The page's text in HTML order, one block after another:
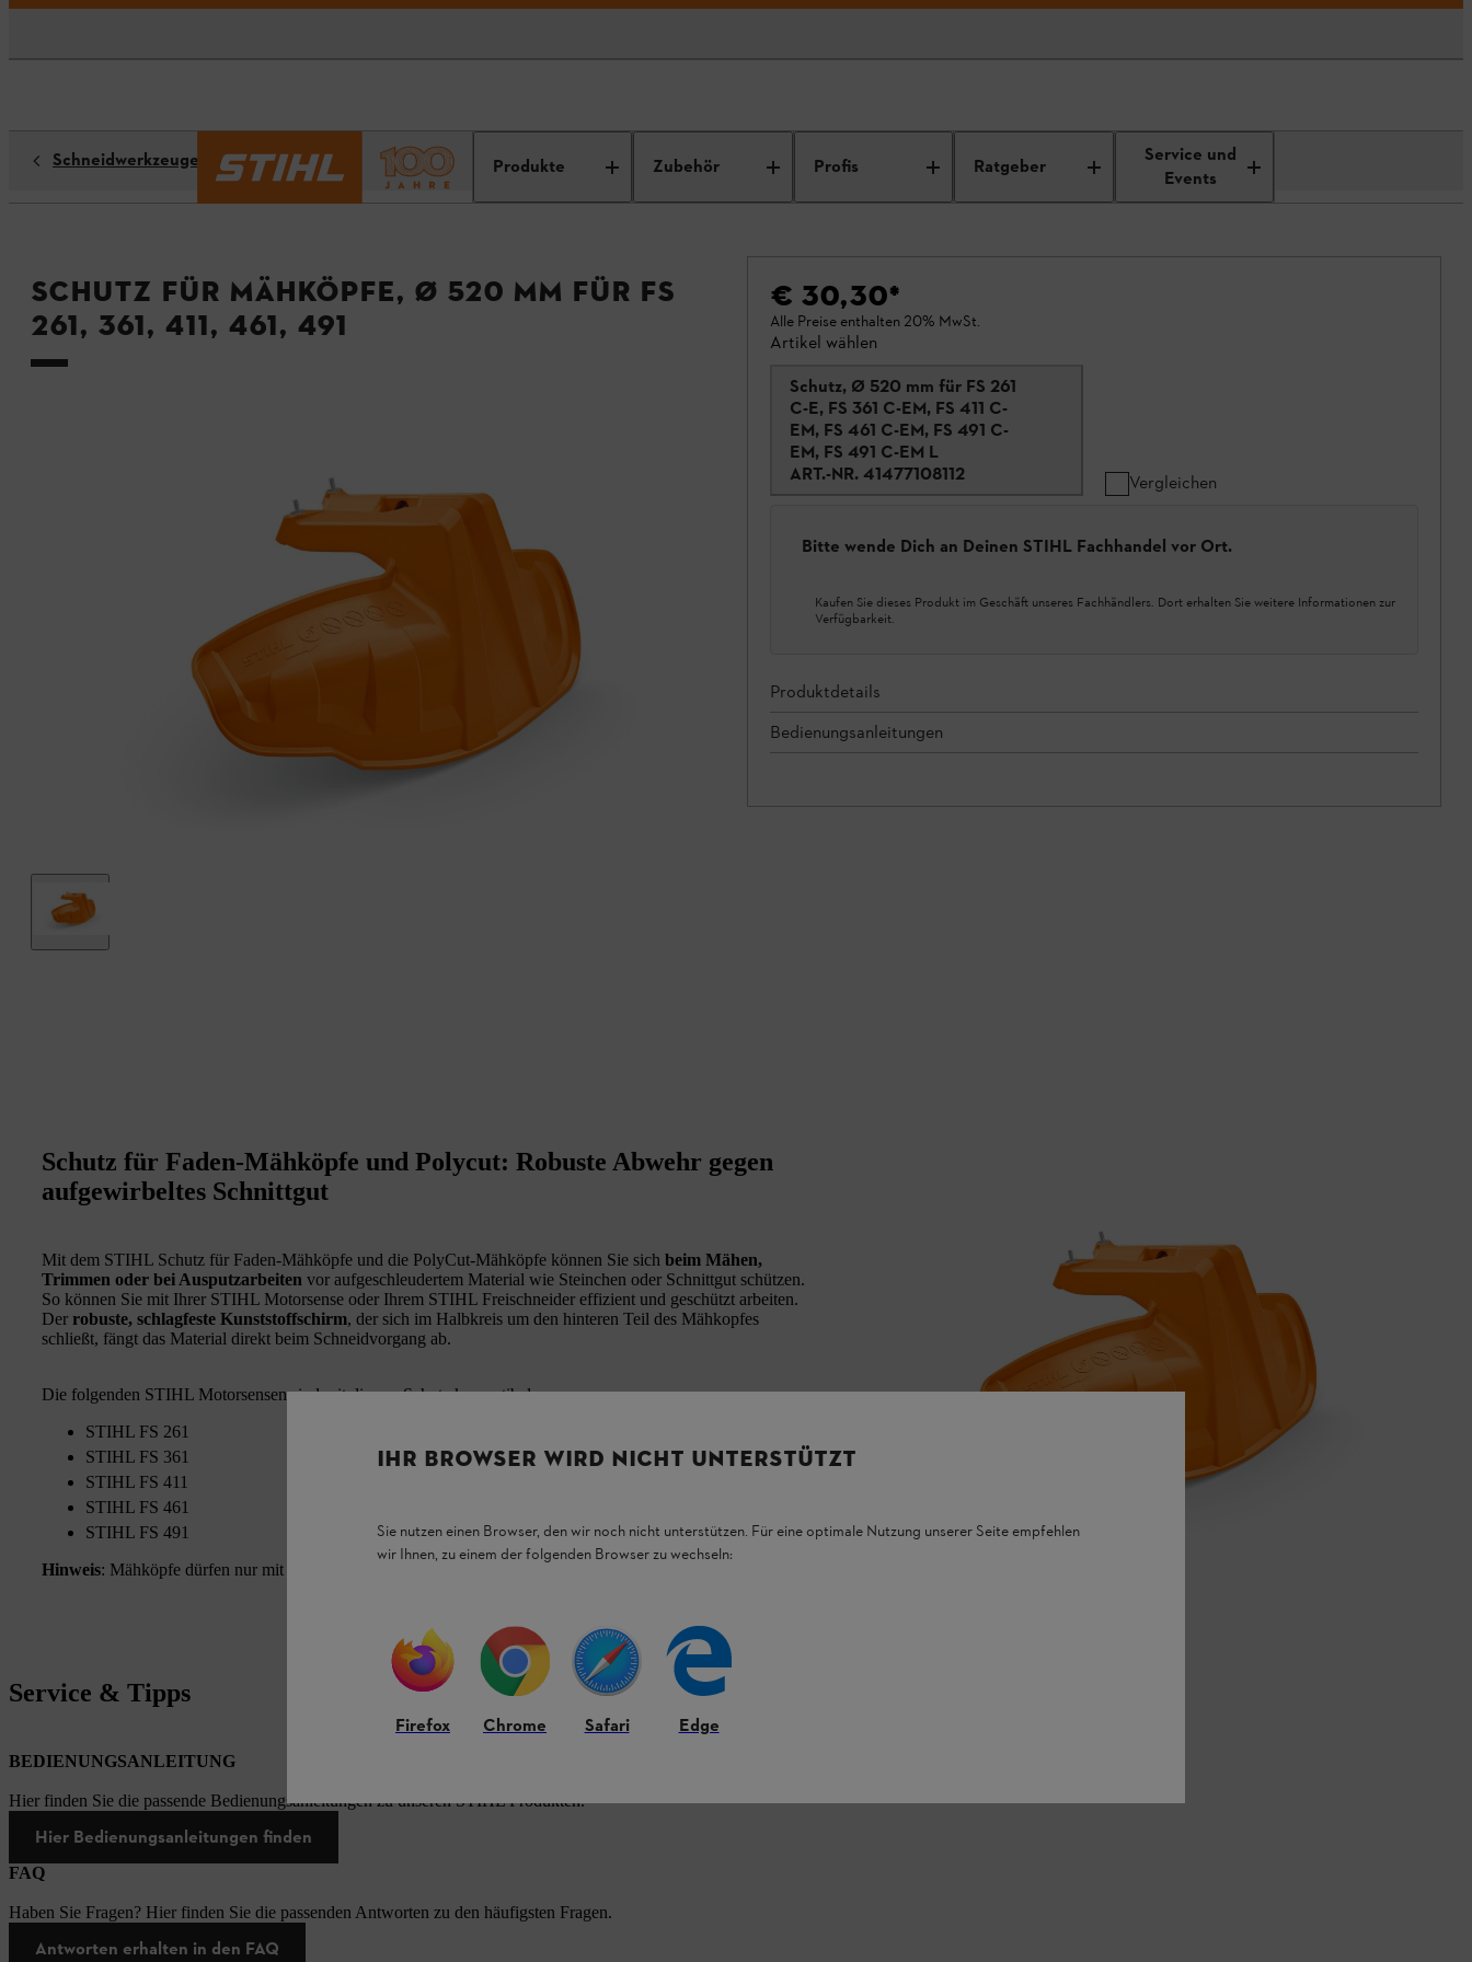
Produkte Zubehör Profis Ratgeber
Service und
Events
Schneidwerkzeuge
Schutz für Mähköpfe, Ø 520 mm für FS
261, 361, 411, 461, 491
€ 30,30*
Alle Preise enthalten 20% MwSt.
Artikel wählen
Schutz, Ø 520 mm für FS 261
C-E, FS 361 C-EM, FS 411 C-
EM, FS 461 C-EM, FS 491 C-
EM, FS 491 C-EM L
ART.-NR. 41477108112 Vergleichen
Bitte wende Dich an Deinen STIHL Fachhandel vor Ort.
Kaufen Sie dieses Produkt im Geschäft unseres Fachhändlers. Dort erhalten Sie weitere Informationen zur
Verfügbarkeit.
Produktdetails
Bedienungsanleitungen
Schutz für Faden-Mähköpfe und Polycut: Robuste Abwehr gegen
aufgewirbeltes Schnittgut
Mit dem STIHL Schutz für Faden-Mähköpfe und die PolyCut-Mähköpfe können Sie sich beim Mähen,
Trimmen oder bei Ausputzarbeiten vor aufgeschleudertem Material wie Steinchen oder Schnittgut schützen.
So können Sie mit Ihrer STIHL Motorsense oder Ihrem STIHL Freischneider effizient und geschützt arbeiten.
Der robuste, schlagfeste Kunststoffschirm, der sich im Halbkreis um den hinteren Teil des Mähkopfes
schließt, fängt das Material direkt beim Schneidvorgang ab.
Die folgenden STIHL Motorsensen sind mit diesem Schutz kompatibel:
STIHL FS 261
STIHL FS 361
STIHL FS 411
STIHL FS 461
STIHL FS 491
Hinweis: Mähköpfe dürfen nur mit einem Spezialmähschutz oder einem Universalschutz eingesetzt werden.
Service & Tipps
BEDIENUNGSANLEITUNG
Hier finden Sie die passende Bedienungsanleitungen zu unseren STIHL Produkten.
Hier Bedienungsanleitungen finden
FAQ
Haben Sie Fragen? Hier finden Sie die passenden Antworten zu den häufigsten Fragen.
Antworten erhalten in den FAQ
IHR BROWSER WIRD NICHT UNTERSTÜTZT
Sie nutzen einen Browser, den wir noch nicht unterstützen. Für eine optimale Nutzung unserer Seite empfehlen
wir Ihnen, zu einem der folgenden Browser zu wechseln:
Firefox Chrome Safari Edge